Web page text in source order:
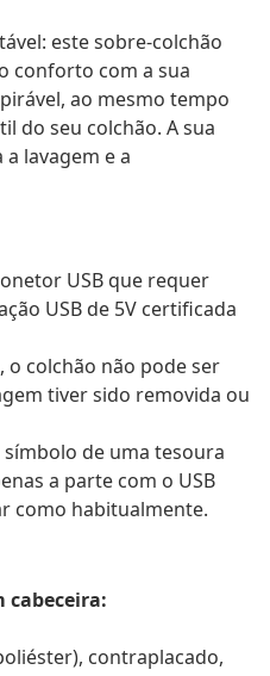
este sobre-colchão
conforto com a sua
ao mesmo tempo
do seu colchão. A sua
lavagem e a
USB que requer
USB de 5V certificada
o colchão não pode ser
tiver sido removida ou
de uma tesoura
a parte com o USB
como habitualmente.
cabeceira:
contraplacado,